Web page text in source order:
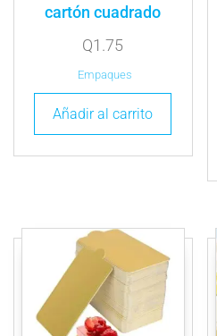
cartón cuadrado
Q1.75
Empaques
Añadir al carrito